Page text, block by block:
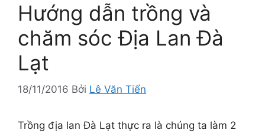
Hướng dẫn trồng và
chăm sóc Địa Lan Đà
Lạt
18/11/2016 Bởi Lê Văn Tiến
Trồng địa lan Đà Lạt thực ra là chúng ta làm 2